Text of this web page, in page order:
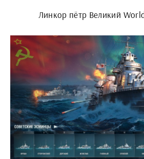
Линкор пётр Великий